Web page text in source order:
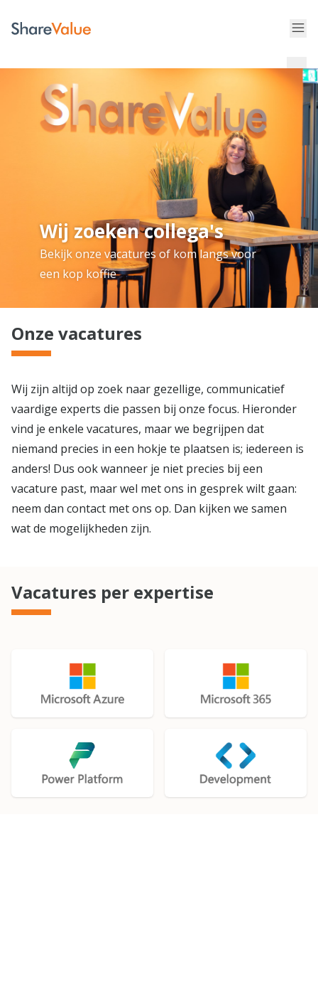
Wij zoeken collega's
Bekijk onze vacatures of kom langs voor
een kop koffie
Onze vacatures
Wij zijn altijd op zoek naar gezellige, communicatief
vaardige experts die passen bij onze focus. Hieronder
vind je enkele vacatures, maar we begrijpen dat
niemand precies in een hokje te plaatsen is; iedereen is
anders! Dus ook wanneer je niet precies bij een
vacature past, maar wel met ons in gesprek wilt gaan:
neem dan contact met ons op. Dan kijken we samen
wat de mogelijkheden zijn.
Vacatures per expertise